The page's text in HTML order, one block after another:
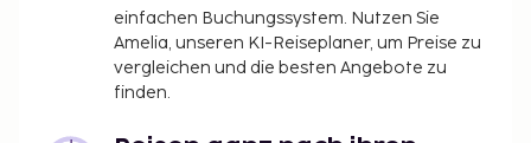
einfachen Buchungssystem. Nutzen Sie
Amelia, unseren KI-Reiseplaner, um Preise zu
vergleichen und die besten Angebote zu
finden.